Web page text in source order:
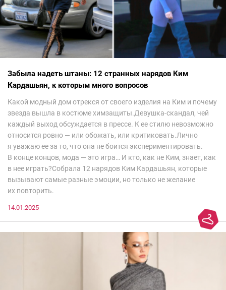
Забыла надеть штаны: 12 странных нарядов Ким
Кардашьян, к которым много вопросов
Какой модный дом отрекся от своего изделия на Ким и почему
звезда вышла в костюме химзащиты.Девушка-скандал, чей
каждый выход обсуждается в прессе. К ее стилю невозможно
относится ровно — или обожать, или критиковать.Лично
я уважаю ее за то, что она не боится экспериментировать.
В конце концов, мода — это игра… И кто, как не Ким, знает, как
в нее играть?Собрала 12 нарядов Ким Кардашьян, которые
вызывают самые разные эмоции, но только не желание
их повторить.
14.01.2025